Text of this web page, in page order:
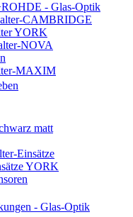
- Glas-Optik
CAMBRIDGE
YORK
NOVA
MAXIM
matt
Einsätze
YORK
- Glas-Optik